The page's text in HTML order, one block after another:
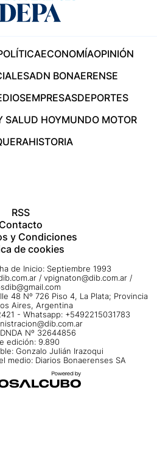
ECONOMÍAOPINIÓN
ADN BONAERENSE
EMPRESASDEPORTES
SALUD HOYMUNDO MOTOR
HISTORIA
RSS
Contacto
y Condiciones
de cookies
de Inicio: Septiembre 1993
/ vpignaton@dib.com.ar /
48 Nº 726 Piso 4, La Plata; Provincia
Aires, Argentina
- Whatsapp: +5492215031783
Nº 32644856
edición: 9.890
Gonzalo Julián Irazoqui
medio: Diarios Bonaerenses SA